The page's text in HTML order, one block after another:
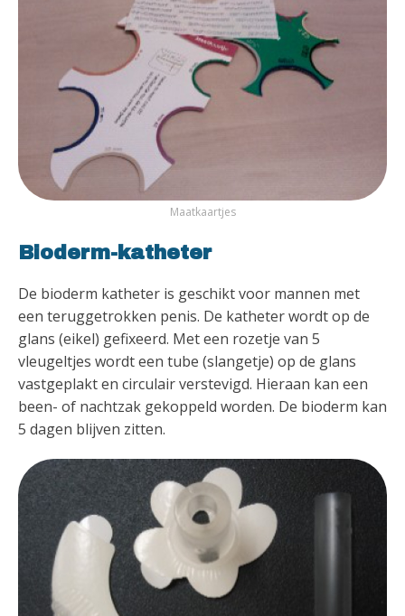
Maatkaartjes
Bioderm-katheter
De bioderm katheter is geschikt voor mannen met
een teruggetrokken penis. De katheter wordt op de
glans (eikel) gefixeerd. Met een rozetje van 5
vleugeltjes wordt een tube (slangetje) op de glans
vastgeplakt en circulair verstevigd. Hieraan kan een
been- of nachtzak gekoppeld worden. De bioderm kan
5 dagen blijven zitten.